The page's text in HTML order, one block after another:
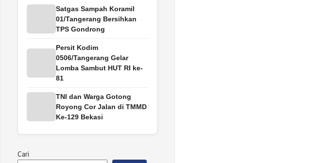
Satgas Sampah Koramil
01/Tangerang Bersihkan
TPS Gondrong
Persit Kodim
0506/Tangerang Gelar
Lomba Sambut HUT RI ke-
81
TNI dan Warga Gotong
Royong Cor Jalan di TMMD
Ke-129 Bekasi
Cari